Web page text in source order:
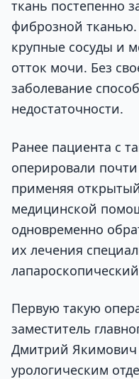
ткань постепенно
фиброзной
крупные сосуды и
отток мочи. Без
заболевание
недостаточности.
Ранее пациента с
оперировали почти
применяя
медицинской
одновременно
их лечения
Первую такую
заместитель
Дмитрий
урологическим